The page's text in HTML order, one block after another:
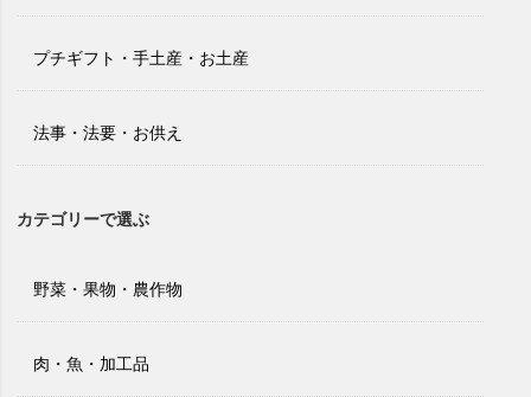
プチギフト・手土産・お土産
法事・法要・お供え
カテゴリーで選ぶ
野菜・果物・農作物
肉・魚・加工品